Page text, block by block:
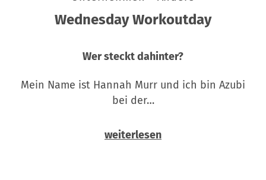
Wednesday Workoutday
Wer steckt dahinter?
Mein Name ist Hannah Murr und ich bin Azubi
bei der…
weiterlesen